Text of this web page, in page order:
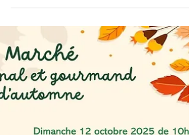
Le Fort de Bessoncourt cache plus que des
osez franchir ses portes. Des ombres rôdent, des
chuchotements résonnent, dans chaque recoin
cache l'inattendu... Etes-vous prêts à affronter ce
qui se cache dans l'obscurité ? Réservez vite, les
esprits n'attendent que vous ! Venez explorer les
dédales du Fort de Bessoncourt à la lumière